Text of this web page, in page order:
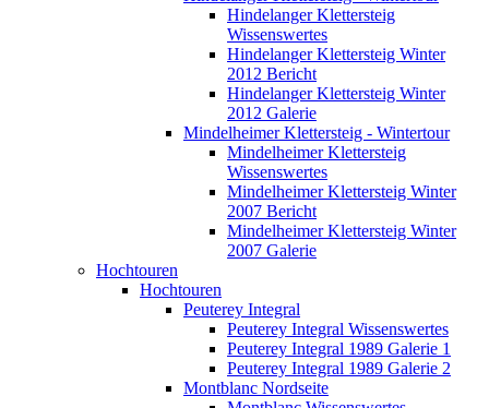
Hindelanger Klettersteig
Wissenswertes
Hindelanger Klettersteig Winter
2012 Bericht
Hindelanger Klettersteig Winter
2012 Galerie
Mindelheimer Klettersteig - Wintertour
Mindelheimer Klettersteig
Wissenswertes
Mindelheimer Klettersteig Winter
2007 Bericht
Mindelheimer Klettersteig Winter
2007 Galerie
Hochtouren
Hochtouren
Peuterey Integral
Peuterey Integral Wissenswertes
Peuterey Integral 1989 Galerie 1
Peuterey Integral 1989 Galerie 2
Montblanc Nordseite